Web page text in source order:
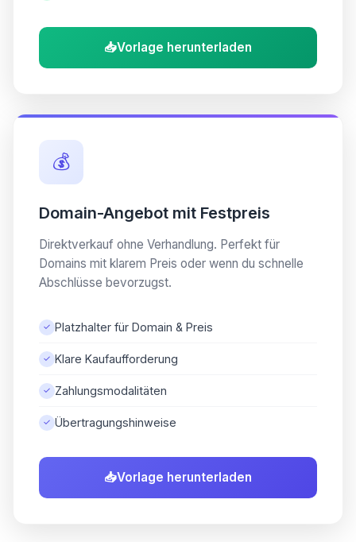
📥Vorlage herunterladen
💰
Domain-Angebot mit Festpreis
Direktverkauf ohne Verhandlung. Perfekt für
Domains mit klarem Preis oder wenn du schnelle
Abschlüsse bevorzugst.
✓ Platzhalter für Domain & Preis
✓ Klare Kaufaufforderung
✓ Zahlungsmodalitäten
✓ Übertragungshinweise
📥Vorlage herunterladen